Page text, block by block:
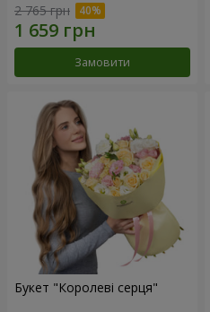
2 765 грн
Замовити
Букет "Королеві серця"